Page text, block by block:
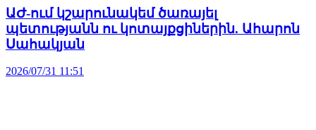
ԱԺ-ում կշարունակեմ ծառայել
պետությանն ու կոտայքցիներին. Ահարոն
Սահակյան
2026/07/31 11:51